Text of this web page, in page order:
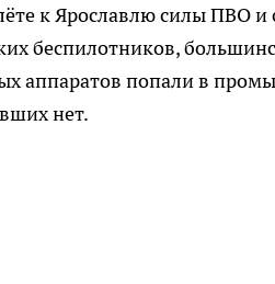
к Ярославлю силы ПВО и
беспилотников,
аппаратов попали в
нет.